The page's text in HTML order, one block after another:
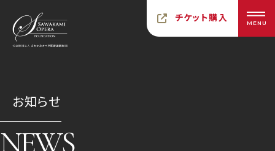
チケット購入 MENU
お知らせ
NEWS